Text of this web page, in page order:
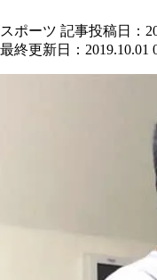
スポーツ 記事投稿日：
最終更新日：2019.10.01